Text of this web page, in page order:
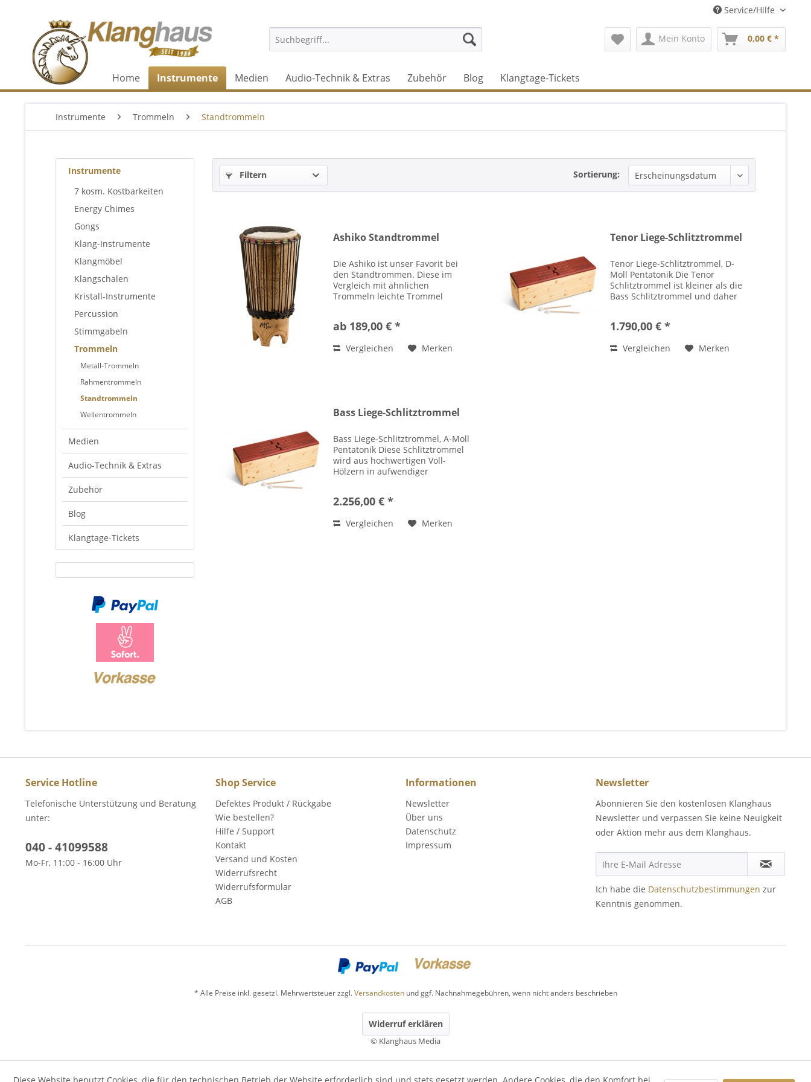
Service/Hilfe
Mein Konto 0,00 € *
Home Instrumente Medien Audio-Technik & Extras Zubehör Blog Klangtage-Tickets
Instrumente Trommeln Standtrommeln
Instrumente
7 kosm. Kostbarkeiten
Energy Chimes
Gongs
Klang-Instrumente
Klangmöbel
Klangschalen
Kristall-Instrumente
Percussion
Stimmgabeln
Trommeln
Metall-Trommeln
Rahmentrommeln
Standtrommeln
Wellentrommeln
Medien
Audio-Technik & Extras
Zubehör
Blog
Klangtage-Tickets
Filtern Sortierung:
Ashiko Standtrommel
Die Ashiko ist unser Favorit bei
den Standtrommen. Diese im
Vergleich mit ähnlichen
Trommeln leichte Trommel
schon bei leisem Trommeln und
geeignet für das...
ab 189,00 € *
Vergleichen Merken
Tenor Liege-Schlitztrommel
Tenor Liege-Schlitztrommel, D-
Moll Pentatonik Die Tenor
Schlitztrommel ist kleiner als die
Bass Schlitztrommel und daher
Hölzern in aufwendiger
1.790,00 € *
Vergleichen Merken
Bass Liege-Schlitztrommel
Bass Liege-Schlitztrommel, A-Moll
Pentatonik Diese Schlitztrommel
wird aus hochwertigen Voll-
Hölzern in aufwendiger
ethymologischen Ursprung in
namens...
2.256,00 € *
Vergleichen Merken
Service Hotline
Telefonische Unterstützung und Beratung
unter:
040 - 41099588
Mo-Fr, 11:00 - 16:00 Uhr
Shop Service
Defektes Produkt / Rückgabe
Wie bestellen?
Hilfe / Support
Kontakt
Versand und Kosten
Widerrufsrecht
Widerrufsformular
AGB
Informationen
Newsletter
Über uns
Datenschutz
Impressum
Newsletter
Abonnieren Sie den kostenlosen Klanghaus
Newsletter und verpassen Sie keine Neuigkeit
oder Aktion mehr aus dem Klanghaus.
Ich habe die Datenschutzbestimmungen zur
Kenntnis genommen.
* Alle Preise inkl. gesetzl. Mehrwertsteuer zzgl.Versandkostenund ggf. Nachnahmegebühren, wenn nicht anders beschrieben
Widerruf erklären
© Klanghaus Media